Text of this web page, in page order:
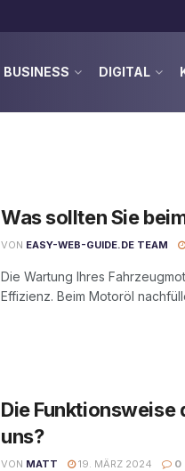
BUSINESS DIGITAL
Was sollten Sie
VON EASY-WEB-GUIDE.DE TEAM
Die Wartung Ihres
Effizienz. Beim Motoröl
Die Funktionsweise
uns?
VON MATT 19. MÄRZ 2024 0